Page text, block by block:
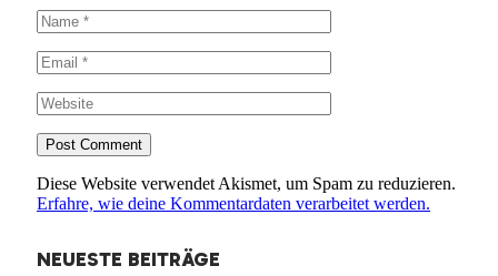
Diese Website verwendet Akismet, um Spam zu reduzieren.
Erfahre, wie deine Kommentardaten verarbeitet werden.
NEUESTE BEITRÄGE